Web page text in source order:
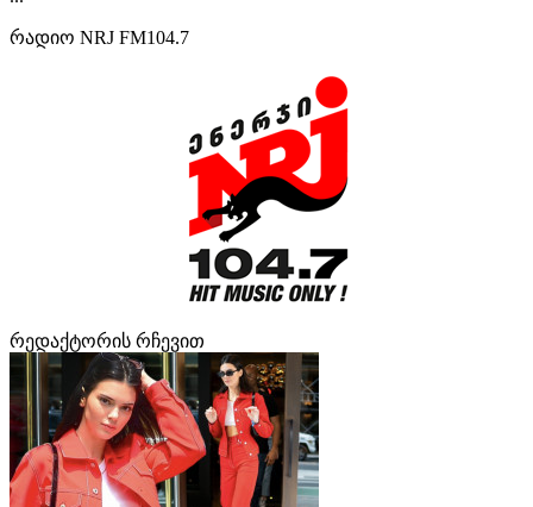
რადიო NRJ FM104.7
რედაქტორის რჩევით